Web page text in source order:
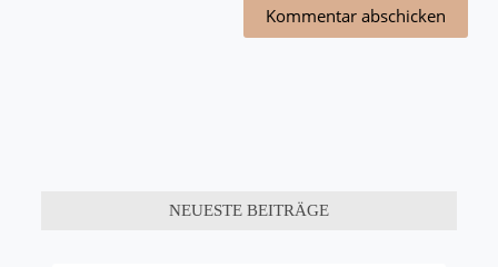
Kommentar abschicken
NEUESTE BEITRÄGE